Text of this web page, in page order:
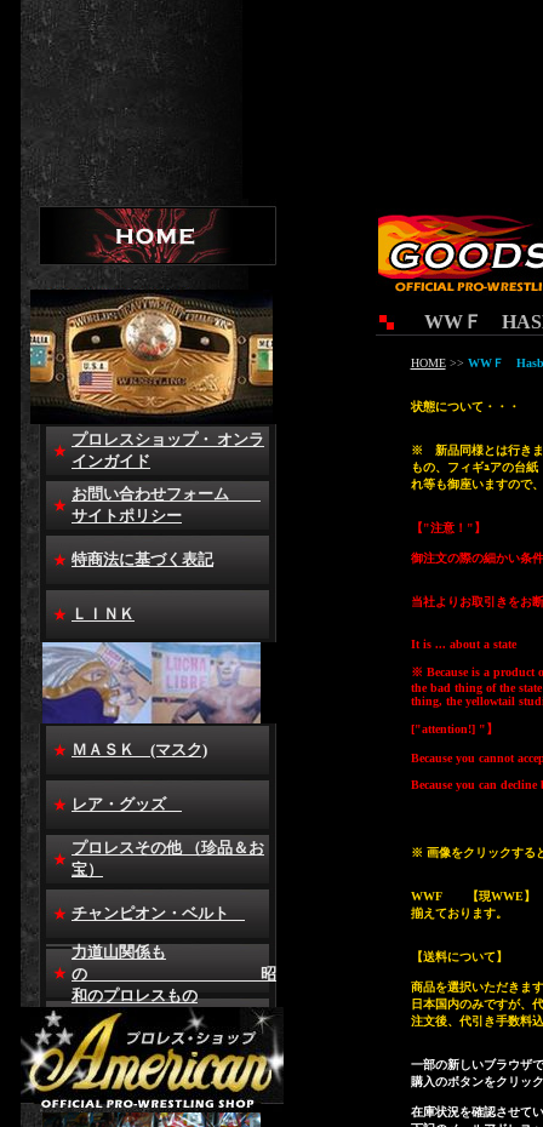
プロレスショップ・ オンラ
インガイド
お問い合わせフォーム
サイトポリシー
特商法に基づく表記
ＬＩＮＫ
ＭＡＳＫ (マスク)
レア・グッズ
プロレスその他 （珍品＆お
宝）
チャンピオン・ベルト
力道山関係も
の 昭
和のプロレスもの
WWＦ
HOME>> WWＦ
状態について・・・
※ 新品同様とは行きま
もの、フィギｭアの台
れ等も御座いますので
【"注意！"】
御注文の際の細かい条
当社よりお取引きをお
It is ... about a state
※ Because is a product
the bad thing of the
thing, the yellowtail
["attention!] "】
Because you cannot
Because you can
※ 画像をクリックする
WWF 【現WWE】
揃えております。
【送料について】
商品を選択いただきま
日本国内のみですが、
注文後、代引き手数料
一部の新しいブラウザ
購入のボタンをクリッ
在庫状況を確認させて